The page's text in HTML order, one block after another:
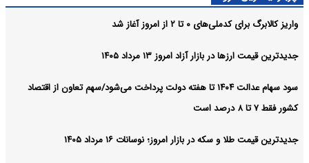
واریز کالابرگ برای کدملی‌های ۰ تا ۲ از امروز آغاز شد
جدیدترین قیمت ارزها در بازار آزاد امروز ۱۳ مرداد ۱۴۰۵
سود سهام عدالت ۱۴۰۴ تا هفته دولت پرداخت می‌شود/سهم تعاون از اقتصاد
کشور فقط ۷ تا ۸ درصد است
جدیدترین قیمت طلا و سکه در بازار امروز؛ نوسانات ۱۶ مرداد ۱۴۰۵